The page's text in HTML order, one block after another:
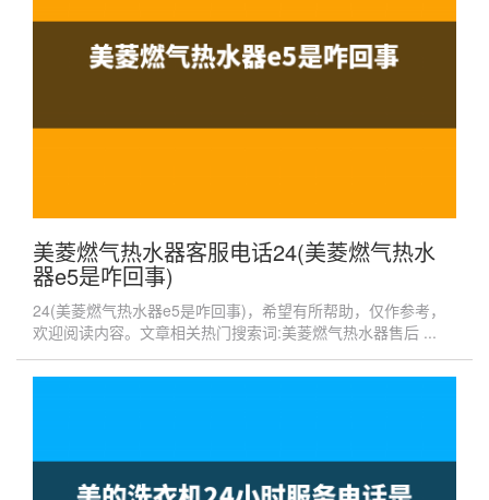
美菱燃气热水器客服电话24(美菱燃气热水
器e5是咋回事)
24(美菱燃气热水器e5是咋回事)，希望有所帮助，仅作参考，
欢迎阅读内容。文章相关热门搜索词:美菱燃气热水器售后 ...